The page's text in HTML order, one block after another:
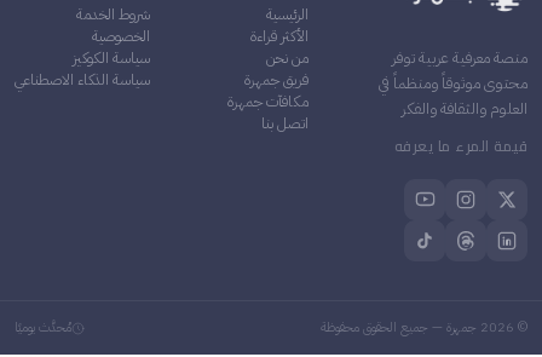
منصة معرفية عربية توفر
محتوى موثوقاً ومنظماً في
العلوم والثقافة والفكر
قيمة المرء ما يعرفه
الرئيسية
الأكثر قراءة
من نحن
فريق جمهرة
مكافآت جمهرة
اتصل بنا
شروط الخدمة
الخصوصية
سياسة الكوكيز
سياسة الذكاء الاصطناعي
©
2026 جمهرة — جميع الحقوق محفوظة مُحدَّث يوميًا